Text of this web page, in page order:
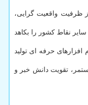
ظرفیت واقعیت گرایی،
با سایر نقاط کشور را بکاهد
قرار دادن نرم افزارهای حرفه ای تولید
تقویت دانش خبر و